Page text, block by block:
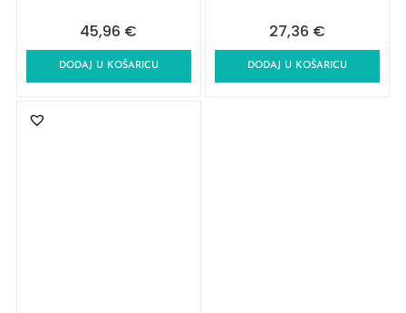
45,96 €
DODAJ U KOŠARICU
27,36 €
DODAJ U KOŠARICU